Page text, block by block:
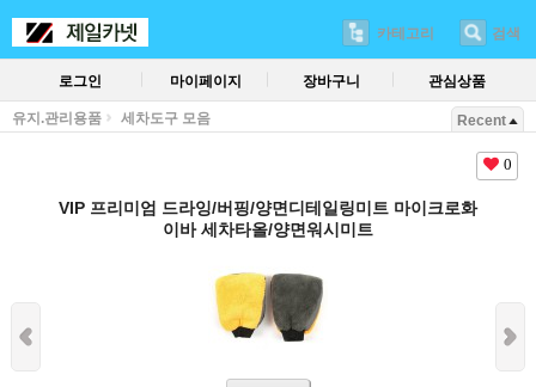
카테고리 검색
로그인 마이페이지 장바구니 관심상품
유지.관리용품 세차도구 모음 Recent
0
VIP 프리미엄 드라잉/버핑/양면디테일링미트 마이크로화
이바 세차타올/양면워시미트